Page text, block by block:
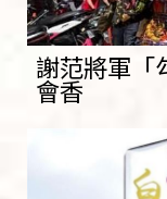
謝范將軍「
會香